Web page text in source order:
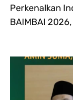
Perkenalkan
BAIMBAI